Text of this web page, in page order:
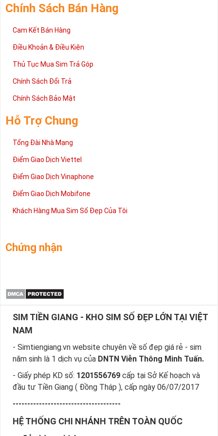
Chính Sách Bán Hàng
Cam Kết Bán Hàng
Điều Khoản & Điều Kiện
Thủ Tục Mua Sim Trả Góp
Chính Sách Đổi Trả
Chính Sách Bảo Mật
Hỗ Trợ Chung
Tổng Đài Nhà Mạng
Điểm Giao Dịch Viettel
Điểm Giao Dịch Vinaphone
Điểm Giao Dịch Mobifone
Khách Hàng Mua Sim Số Đẹp Của Tôi
Chứng nhận
SIM TIỀN GIANG - KHO SIM SỐ ĐẸP LỚN TẠI VIỆT
NAM
- Simtiengiang.vn website chuyên về số đẹp giá rẻ - sim
năm sinh là 1 dịch vụ của DNTN Viễn Thông Minh Tuấn.
- Giấy phép KD số: 1201556769 cấp tại Sở Kế hoạch và
đầu tư Tiền Giang ( Đồng Tháp ), cấp ngày 06/07/2017
-------------------------------------
HỆ THỐNG CHI NHÁNH TRÊN TOÀN QUỐC